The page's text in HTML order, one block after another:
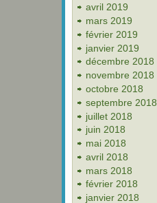
avril 2019
mars 2019
février 2019
janvier 2019
décembre 2018
novembre 2018
octobre 2018
septembre 2018
juillet 2018
juin 2018
mai 2018
avril 2018
mars 2018
février 2018
janvier 2018